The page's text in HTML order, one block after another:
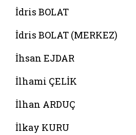
İdris BOLAT
İdris BOLAT (MERKEZ)
İhsan EJDAR
İlhami ÇELİK
İlhan ARDUÇ
İlkay KURU